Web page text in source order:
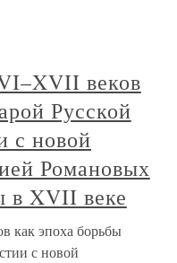
веков
Русской
с новой
Романовых
в XVII веке
как эпоха борьбы
с новой